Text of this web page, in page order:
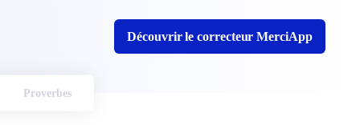
Découvrir le correcteur MerciApp
Proverbes